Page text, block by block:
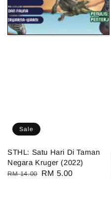
Sale
STHL: Satu Hari Di Taman
Negara Kruger (2022)
Regular
RM 14.00
Sale
RM 5.00